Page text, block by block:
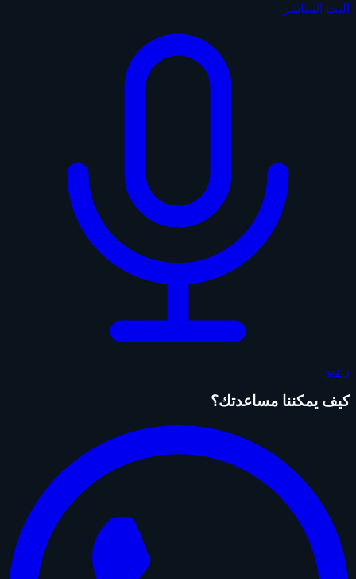
البث المباشر
راديو
كيف يمكننا مساعدتك؟